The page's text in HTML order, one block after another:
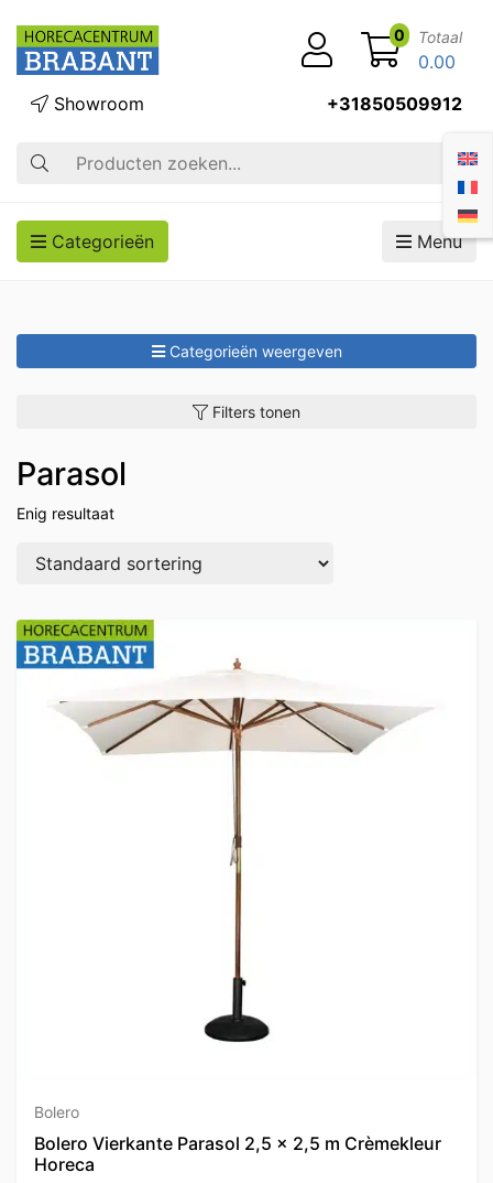
Zoek op
Showroom +31850509912
0 Totaal
0.00
Categorieën Menu
Categorieën weergeven
Filters tonen
Parasol
Enig resultaat
Bolero
Bolero Vierkante Parasol 2,5 x 2,5 m Crèmekleur
Horeca